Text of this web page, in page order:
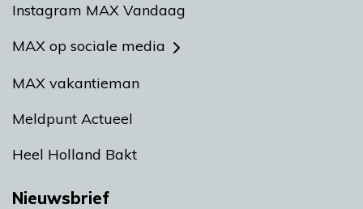
Instagram MAX Vandaag
MAX op sociale media
MAX vakantieman
Meldpunt Actueel
Heel Holland Bakt
Nieuwsbrief